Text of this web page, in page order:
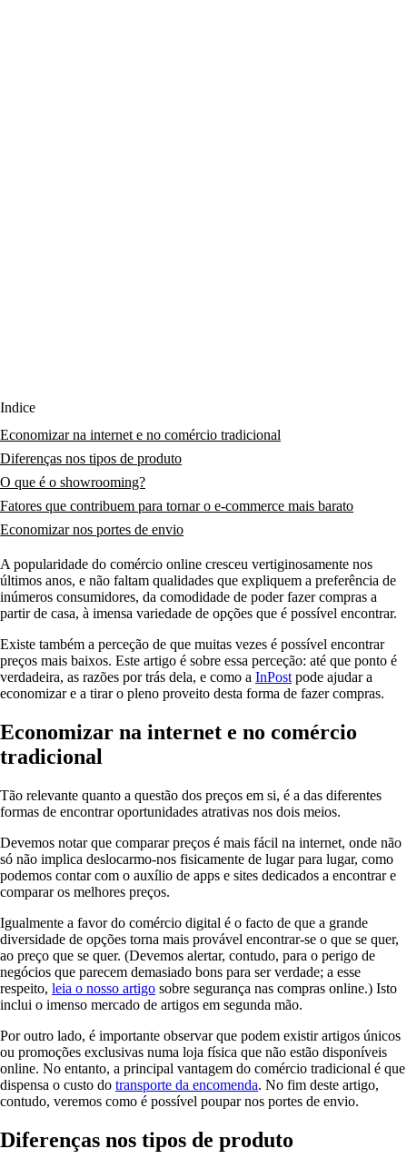
Índice
Economizar na internet e no comércio tradicional
Diferenças nos tipos de produto
O que é o showrooming?
Fatores que contribuem para tornar o e-commerce mais barato
Economizar nos portes de envio
A popularidade do comércio online cresceu vertiginosamente nos
últimos anos, e não faltam qualidades que expliquem a preferência de
inúmeros consumidores, da comodidade de poder fazer compras a
partir de casa, à imensa variedade de opções que é possível encontrar.
Existe também a perceção de que muitas vezes é possível encontrar
preços mais baixos. Este artigo é sobre essa perceção: até que ponto é
verdadeira, as razões por trás dela, e como a InPost pode ajudar a
economizar e a tirar o pleno proveito desta forma de fazer compras.
Economizar na internet e no comércio
tradicional
Tão relevante quanto a questão dos preços em si, é a das diferentes
formas de encontrar oportunidades atrativas nos dois meios.
Devemos notar que comparar preços é mais fácil na internet, onde não
só não implica deslocarmo-nos fisicamente de lugar para lugar, como
podemos contar com o auxílio de apps e sites dedicados a encontrar e
comparar os melhores preços.
Igualmente a favor do comércio digital é o facto de que a grande
diversidade de opções torna mais provável encontrar-se o que se quer,
ao preço que se quer. (Devemos alertar, contudo, para o perigo de
negócios que parecem demasiado bons para ser verdade; a esse
respeito, leia o nosso artigo sobre segurança nas compras online.) Isto
inclui o imenso mercado de artigos em segunda mão.
Por outro lado, é importante observar que podem existir artigos únicos
ou promoções exclusivas numa loja física que não estão disponíveis
online. No entanto, a principal vantagem do comércio tradicional é que
dispensa o custo do transporte da encomenda. No fim deste artigo,
contudo, veremos como é possível poupar nos portes de envio.
Diferenças nos tipos de produto